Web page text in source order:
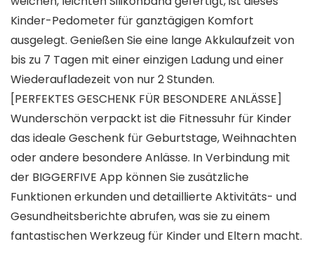
Kinder-Pedometer für ganztägigen Komfort
ausgelegt. Genießen Sie eine lange Akkulaufzeit von
bis zu 7 Tagen mit einer einzigen Ladung und einer
Wiederaufladezeit von nur 2 Stunden.
[PERFEKTES GESCHENK FÜR BESONDERE ANLÄSSE]
Wunderschön verpackt ist die Fitnessuhr für Kinder
das ideale Geschenk für Geburtstage, Weihnachten
oder andere besondere Anlässe. In Verbindung mit
der BIGGERFIVE App können Sie zusätzliche
Funktionen erkunden und detaillierte Aktivitäts- und
Gesundheitsberichte abrufen, was sie zu einem
fantastischen Werkzeug für Kinder und Eltern macht.